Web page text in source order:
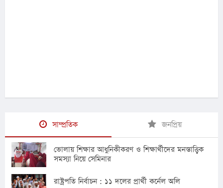
সাম্প্রতিক জনপ্রিয়
ভোলায় শিক্ষার আধুনিকীকরণ ও শিক্ষার্থীদের মনস্তাত্ত্বিক
সমস্যা নিয়ে সেমিনার
রাষ্ট্রপতি নির্বাচন : ১১ দলের প্রার্থী কর্নেল অলি